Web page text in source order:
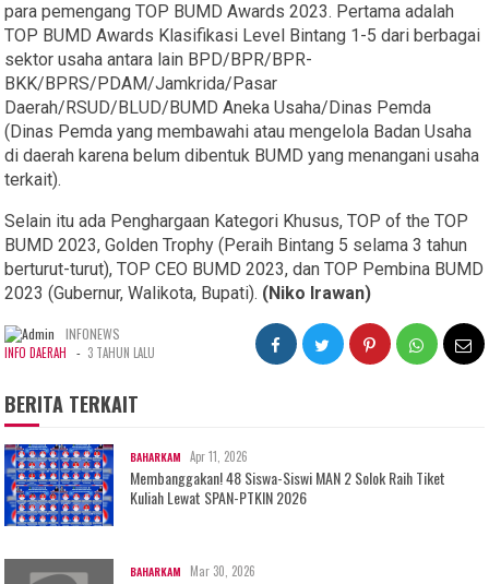
para pemengang TOP BUMD Awards 2023. Pertama adalah
TOP BUMD Awards Klasifikasi Level Bintang 1-5 dari berbagai
sektor usaha antara lain BPD/BPR/BPR-
BKK/BPRS/PDAM/Jamkrida/Pasar
Daerah/RSUD/BLUD/BUMD Aneka Usaha/Dinas Pemda
(Dinas Pemda yang membawahi atau mengelola Badan Usaha
di daerah karena belum dibentuk BUMD yang menangani usaha
terkait).
Selain itu ada Penghargaan Kategori Khusus, TOP of the TOP
BUMD 2023, Golden Trophy (Peraih Bintang 5 selama 3 tahun
berturut-turut), TOP CEO BUMD 2023, dan TOP Pembina BUMD
2023 (Gubernur, Walikota, Bupati). (Niko Irawan)
INFONEWS
INFO DAERAH - 3 TAHUN LALU
BERITA TERKAIT
BAHARKAM Apr 11, 2026
Membanggakan! 48 Siswa-Siswi MAN 2 Solok Raih Tiket
Kuliah Lewat SPAN-PTKIN 2026
BAHARKAM Mar 30, 2026